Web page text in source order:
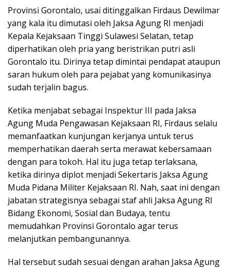
Provinsi Gorontalo, usai ditinggalkan Firdaus Dewilmar
yang kala itu dimutasi oleh Jaksa Agung RI menjadi
Kepala Kejaksaan Tinggi Sulawesi Selatan, tetap
diperhatikan oleh pria yang beristrikan putri asli
Gorontalo itu. Dirinya tetap dimintai pendapat ataupun
saran hukum oleh para pejabat yang komunikasinya
sudah terjalin bagus.
Ketika menjabat sebagai Inspektur III pada Jaksa
Agung Muda Pengawasan Kejaksaan RI, Firdaus selalu
memanfaatkan kunjungan kerjanya untuk terus
memperhatikan daerah serta merawat kebersamaan
dengan para tokoh. Hal itu juga tetap terlaksana,
ketika dirinya diplot menjadi Sekertaris Jaksa Agung
Muda Pidana Militer Kejaksaan RI. Nah, saat ini dengan
jabatan strategisnya sebagai staf ahli Jaksa Agung RI
Bidang Ekonomi, Sosial dan Budaya, tentu
memudahkan Provinsi Gorontalo agar terus
melanjutkan pembangunannya.
Hal tersebut sudah sesuai dengan arahan Jaksa Agung